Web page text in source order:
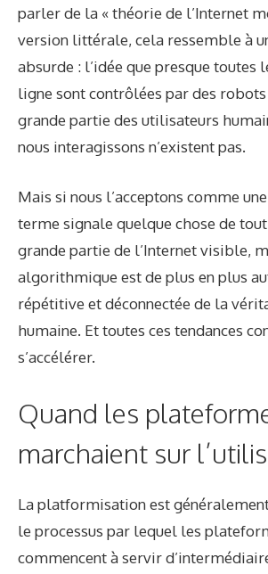
parler de la « théorie de l’Internet
version littérale, cela ressemble à
absurde : l’idée que presque toutes
ligne sont contrôlées par des robots
grande partie des utilisateurs
nous interagissons n’existent pas.
Mais si nous l’acceptons comme
terme signale quelque chose de
grande partie de l’Internet visible,
algorithmique est de plus en plus
répétitive et déconnectée de la
humaine. Et toutes ces tendances
s’accélérer.
Quand les
marchaient sur
La platformisation est
le processus par lequel les
commencent à servir